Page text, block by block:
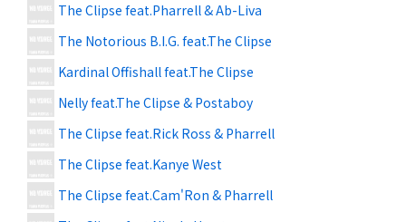
The Clipse feat.Pharrell & Ab-Liva
The Notorious B.I.G. feat.The Clipse
Kardinal Offishall feat.The Clipse
Nelly feat.The Clipse & Postaboy
The Clipse feat.Rick Ross & Pharrell
The Clipse feat.Kanye West
The Clipse feat.Cam'Ron & Pharrell